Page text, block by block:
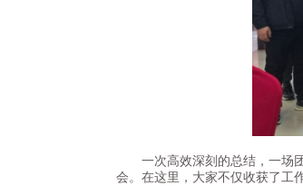
一次高效深刻的总结，一场团
会。在这里，大家不仅收获了工